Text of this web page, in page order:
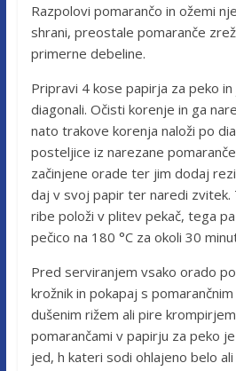
Razpolovi pomarančo in ožemi
shrani, preostale pomaranče
primerne debeline.
Pripravi 4 kose papirja za peko
diagonali. Očisti korenje in ga
nato trakove korenja naloži po
posteljice iz narezane
začinjene orade ter jim dodaj
daj v svoj papir ter naredi zvitek.
ribe položi v plitev pekač, tega
pečico na 180 °C za okoli 30
Pred serviranjem vsako orado
krožnik in pokapaj s
dušenim rižem ali pire
pomarančami v papirju za peko
jed, h kateri sodi ohlajeno belo